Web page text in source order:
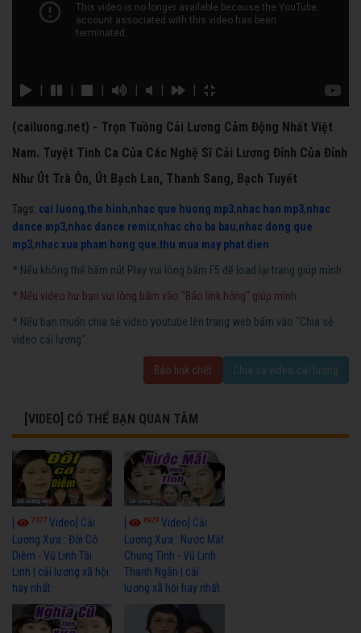
(cailuong.net) - Trọn Tuồng Cải Lương Cảm Động Nhất Việt
Nam. Tuyệt Tình Ca Của Các Nghệ Sĩ Cải Lương Đỉnh Của Đỉnh
Như Út Trà Ôn, Út Bạch Lan, Thanh Sang, Bạch Tuyết
Tags: cai luong,the hinh,nhac que huong mp3,nhac han mp3,nhac
dance mp3,nhac dance remix,nhac cho ba bau,nhac dong que
mp3,nhac xua pham hong que,thu mua may phat dien
* Nếu không thể bấm nút Play vui lòng bấm F5 để load lại trang giúp mình.
* Nếu video hư bạn vui lòng bấm vào "Báo link hỏng" giúp mình.
* Nếu bạn muốn chia sẻ video youtube lên trang web bấm vào "Chia sẻ
video cải lương".
Báo link chết Chia sẻ video cải lương
[VIDEO] CÓ THỂ BẠN QUAN TÂM
7677 Video] Cải
Lương Xưa : Đời Cô
Diễm - Vũ Linh Tài
Linh | cải lương xã hội
hay nhất
6929Video] Cải
Lương Xưa : Nước Mắt
Chung Tình - Vũ Linh
Thanh Ngân | cải
lương xã hội hay nhất